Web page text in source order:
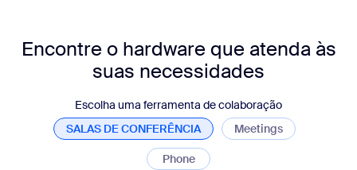
Encontre o hardware que atenda às
suas necessidades
Escolha uma ferramenta de colaboração
SALAS DE CONFERÊNCIA
Meetings
Phone